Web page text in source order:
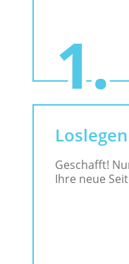
Loslegen
Geschafft!
Ihre neue